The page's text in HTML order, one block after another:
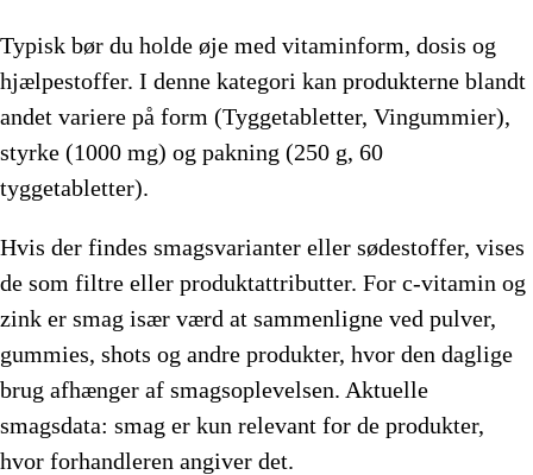
Typisk bør du holde øje med vitaminform, dosis og
hjælpestoffer. I denne kategori kan produkterne blandt
andet variere på form (Tyggetabletter, Vingummier),
styrke (1000 mg) og pakning (250 g, 60
tyggetabletter).
Hvis der findes smagsvarianter eller sødestoffer, vises
de som filtre eller produktattributter. For c-vitamin og
zink er smag især værd at sammenligne ved pulver,
gummies, shots og andre produkter, hvor den daglige
brug afhænger af smagsoplevelsen. Aktuelle
smagsdata: smag er kun relevant for de produkter,
hvor forhandleren angiver det.